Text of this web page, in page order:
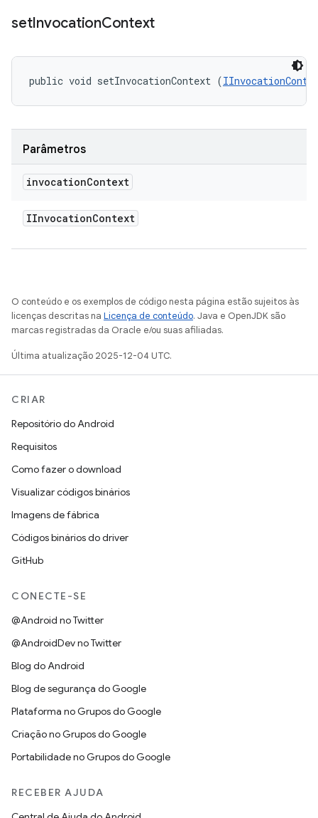
setInvocationContext
public void setInvocationContext (
Parâmetros
invocationContext
IInvocationContext
O conteúdo e os exemplos de código nesta página estão sujeitos às
licenças descritas na Licença de conteúdo. Java e OpenJDK são
marcas registradas da Oracle e/ou suas afiliadas.
Última atualização 2025-12-04 UTC.
CRIAR
Repositório do Android
Requisitos
Como fazer o download
Visualizar códigos binários
Imagens de fábrica
Códigos binários do driver
GitHub
CONECTE-SE
@Android no Twitter
@AndroidDev no Twitter
Blog do Android
Blog de segurança do Google
Plataforma no Grupos do Google
Criação no Grupos do Google
Portabilidade no Grupos do Google
RECEBER AJUDA